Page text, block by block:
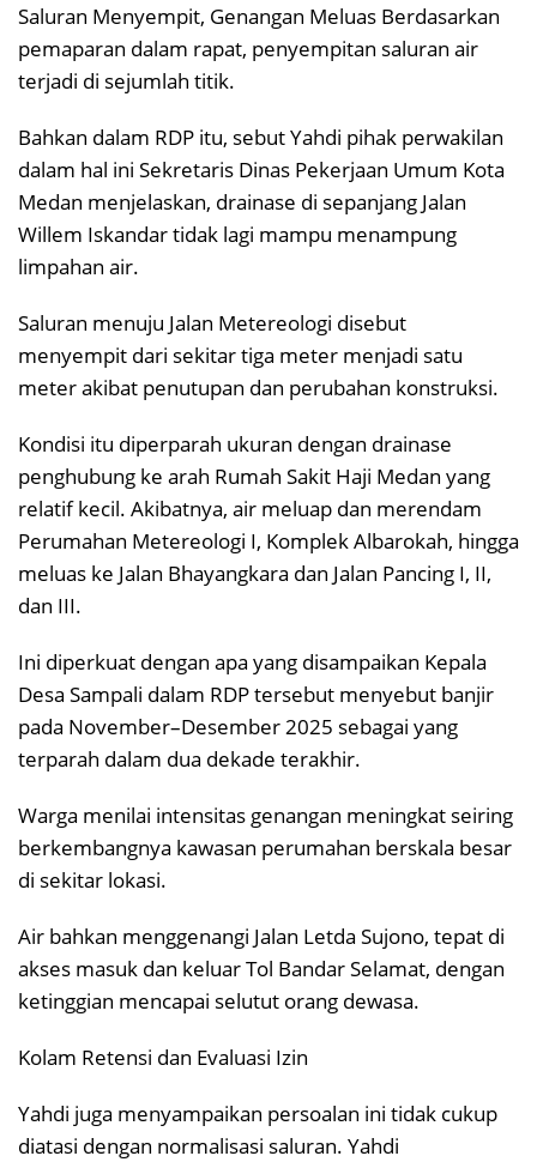
Saluran Menyempit, Genangan Meluas Berdasarkan
pemaparan dalam rapat, penyempitan saluran air
terjadi di sejumlah titik.
Bahkan dalam RDP itu, sebut Yahdi pihak perwakilan
dalam hal ini Sekretaris Dinas Pekerjaan Umum Kota
Medan menjelaskan, drainase di sepanjang Jalan
Willem Iskandar tidak lagi mampu menampung
limpahan air.
Saluran menuju Jalan Metereologi disebut
menyempit dari sekitar tiga meter menjadi satu
meter akibat penutupan dan perubahan konstruksi.
Kondisi itu diperparah ukuran dengan drainase
penghubung ke arah Rumah Sakit Haji Medan yang
relatif kecil. Akibatnya, air meluap dan merendam
Perumahan Metereologi I, Komplek Albarokah, hingga
meluas ke Jalan Bhayangkara dan Jalan Pancing I, II,
dan III.
Ini diperkuat dengan apa yang disampaikan Kepala
Desa Sampali dalam RDP tersebut menyebut banjir
pada November–Desember 2025 sebagai yang
terparah dalam dua dekade terakhir.
Warga menilai intensitas genangan meningkat seiring
berkembangnya kawasan perumahan berskala besar
di sekitar lokasi.
Air bahkan menggenangi Jalan Letda Sujono, tepat di
akses masuk dan keluar Tol Bandar Selamat, dengan
ketinggian mencapai selutut orang dewasa.
Kolam Retensi dan Evaluasi Izin
Yahdi juga menyampaikan persoalan ini tidak cukup
diatasi dengan normalisasi saluran. Yahdi